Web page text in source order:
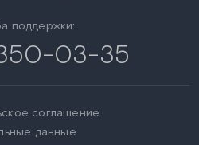
поддержки:
03-35
соглашение
данные